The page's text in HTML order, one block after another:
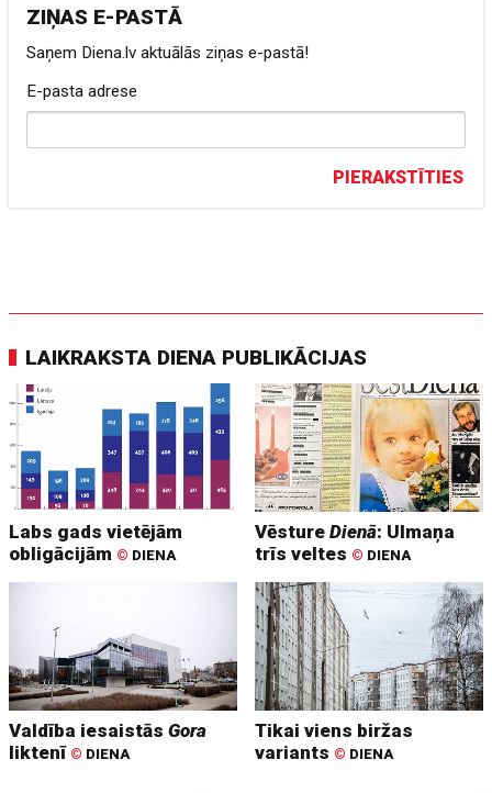
ZIŅAS E-PASTĀ
Saņem Diena.lv aktuālās ziņas e-pastā!
E-pasta adrese
PIERAKSTĪTIES
LAIKRAKSTA DIENA PUBLIKĀCIJAS
Labs gads vietējām
obligācijām © DIENA
VēstureDienā: Ulmaņa
trīs veltes © DIENA
Valdība iesaistāsGora
liktenī © DIENA
Tikai viens biržas
variants © DIENA